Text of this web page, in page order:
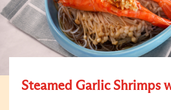
Steamed Garlic Shrimps